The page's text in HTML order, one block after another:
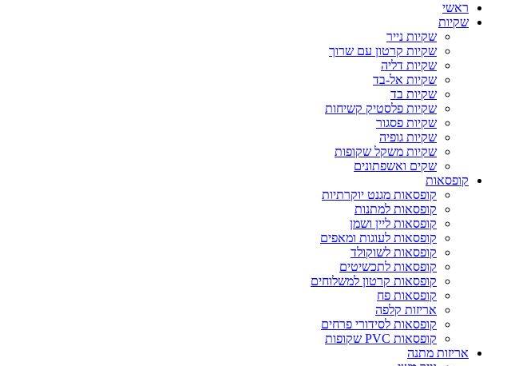
ראשי
שקיות
שקיות נייר
שקיות קרטון עם שרוך
שקיות דליה
שקיות אל-בד
שקיות בד
שקיות פלסטיק קשיחות
שקיות פסגור
שקיות גופיה
שקיות משקל שקופות
שקים ואשפתונים
קופסאות
קופסאות מגנט יוקרתיות
קופסאות למתנות
קופסאות ליין ושמן
קופסאות לעוגות ומאפים
קופסאות לשוקולד
קופסאות לתכשיטים
קופסאות קרטון למשלוחים
קופסאות פח
אריזות קלפה
קופסאות לסידורי פרחים
קופסאות PVC שקופות
אריזות מתנה